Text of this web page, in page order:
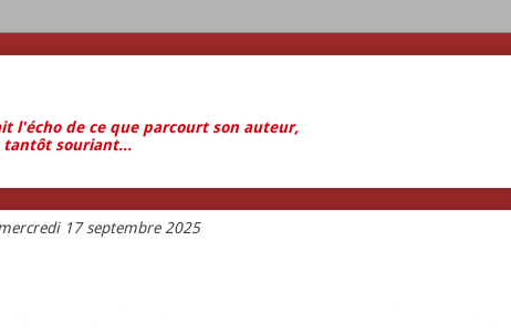
l'écho de ce que parcourt son auteur,
souriant...
17 septembre 2025